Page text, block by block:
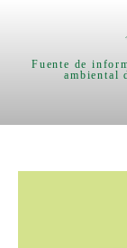
Fuente de
ambiental